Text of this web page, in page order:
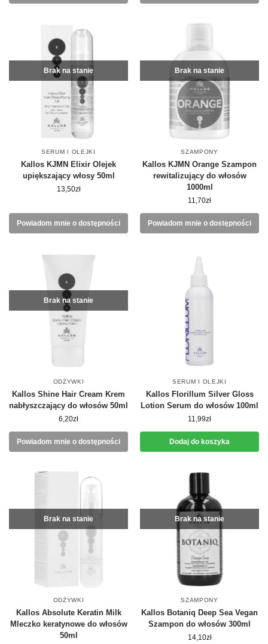
Brak na stanie
SERUM I OLEJKI
Kallos KJMN Elixir Olejek
upiększający włosy 50ml
13,50zł
Powiadom mnie o dostępności
Brak na stanie
SZAMPONY
Kallos KJMN Orange Szampon
rewitalizujący do włosów
1000ml
11,70zł
Powiadom mnie o dostępności
Brak na stanie
ODŻYWKI
Kallos Shine Hair Cream Krem
nabłyszczający do włosów 50ml
6,20zł
Powiadom mnie o dostępności
SERUM I OLEJKI
Kallos Florillum Silver Gloss
Lotion Serum do włosów 100ml
11,99zł
Dodaj do koszyka
Brak na stanie
ODŻYWKI
Kallos Absolute Keratin Milk
Mleczko keratynowe do włosów
50ml
Brak na stanie
SZAMPONY
Kallos Botaniq Deep Sea Vegan
Szampon do włosów 300ml
14,10zł